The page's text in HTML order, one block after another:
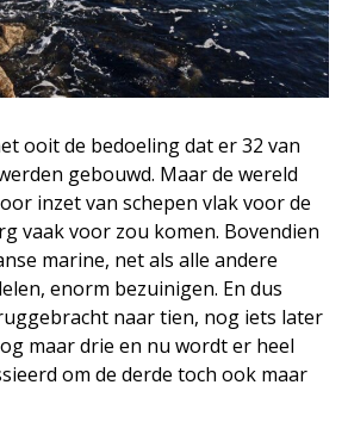
ooit de bedoeling dat er 32 van
gebouwd. Maar de wereld
inzet van schepen vlak voor de
vaak voor zou komen. Bovendien
marine, net als alle andere
enorm bezuinigen. En dus
naar tien, nog iets later
maar drie en nu wordt er heel
om de derde toch ook maar